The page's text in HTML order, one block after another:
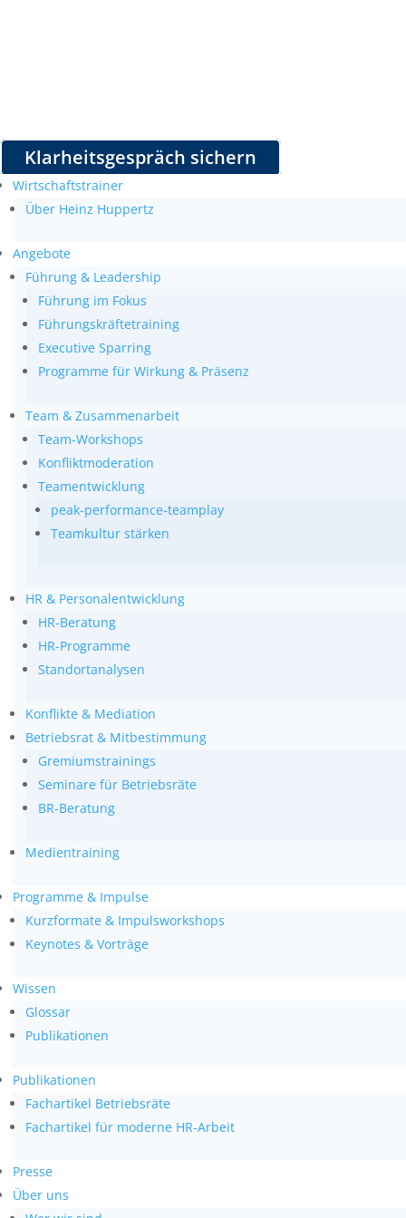
Klarheitsgespräch sichern
Wirtschaftstrainer
Über Heinz Huppertz
Angebote
Führung & Leadership
Führung im Fokus
Führungskräftetraining
Executive Sparring
Programme für Wirkung & Präsenz
Team & Zusammenarbeit
Team-Workshops
Konfliktmoderation
Teamentwicklung
peak-performance-teamplay
Teamkultur stärken
HR & Personalentwicklung
HR‑Beratung
HR-Programme
Standortanalysen
Konflikte & Mediation
Betriebsrat & Mitbestimmung
Gremiumstrainings
Seminare für Betriebsräte
BR‑Beratung
Medientraining
Programme & Impulse
Kurzformate & Impulsworkshops
Keynotes & Vorträge
Wissen
Glossar
Publikationen
Publikationen
Fachartikel Betriebsräte
Fachartikel für moderne HR-Arbeit
Presse
Über uns